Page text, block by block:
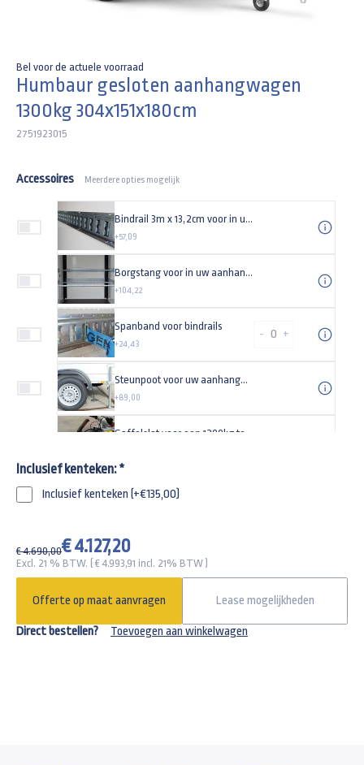
Bel voor de actuele voorraad
Humbaur gesloten aanhangwagen
1300kg 304x151x180cm
2751923015
Accessoires Meerdere opties mogelijk
Bindrail 3m x 13,2cm voor in uw aanhangwagen
+57,09
Borgstang voor in uw aanhangwagen
+104,22
Spanband voor bindrails
+24,43
- +
Steunpoot voor uw aanhangwagen Universeel (set)
+89,00
Inclusief kenteken:*
Inclusief kenteken (+€135,00)
€ 4.690,00€ 4.127,20
Excl. 21 % BTW. ( € 4.993,91 incl. 21% BTW )
Offerte op maat aanvragen Lease mogelijkheden
Direct bestellen? Toevoegen aan winkelwagen